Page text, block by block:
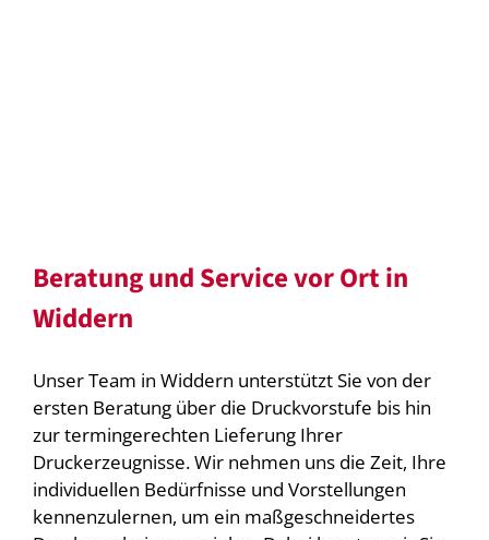
Beratung und Service vor Ort in
Widdern
Unser Team in Widdern unterstützt Sie von der
ersten Beratung über die Druckvorstufe bis hin
zur termingerechten Lieferung Ihrer
Druckerzeugnisse. Wir nehmen uns die Zeit, Ihre
individuellen Bedürfnisse und Vorstellungen
kennenzulernen, um ein maßgeschneidertes